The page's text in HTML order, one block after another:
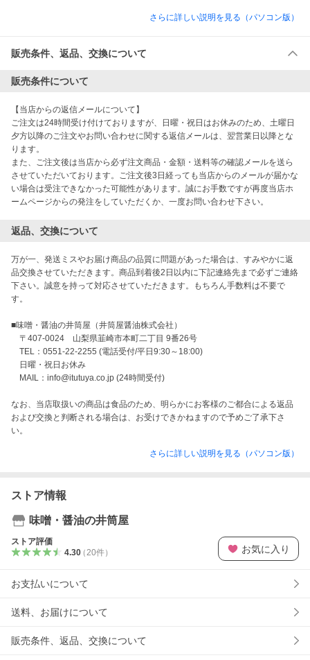
さらに詳しい説明を見る（パソコン版）
販売条件、返品、交換について
販売条件について
【当店からの返信メールについて】
ご注文は24時間受け付けておりますが、日曜・祝日はお休みのため、土曜日
夕方以降のご注文やお問い合わせに関する返信メールは、翌営業日以降とな
ります。
また、ご注文後は当店から必ず注文商品・金額・送料等の確認メールを送ら
させていただいております。ご注文後3日経っても当店からのメールが届かな
い場合は受注できなかった可能性があります。誠にお手数ですが再度当店ホ
ームページからの発注をしていただくか、一度お問い合わせ下さい。
返品、交換について
万が一、発送ミスやお届け商品の品質に問題があった場合は、すみやかに返
品交換させていただきます。商品到着後2日以内に下記連絡先まで必ずご連絡
下さい。誠意を持って対応させていただきます。もちろん手数料は不要で
す。
■味噌・醤油の井筒屋（井筒屋醤油株式会社）
〒407-0024　山梨県韮崎市本町二丁目 9番26号
TEL：0551-22-2255 (電話受付/平日9:30～18:00)
日曜・祝日お休み
MAIL：info@itutuya.co.jp (24時間受付)
なお、当店取扱いの商品は食品のため、明らかにお客様のご都合による返品
および交換と判断される場合は、お受けできかねますので予めご了承下さ
い。
さらに詳しい説明を見る（パソコン版）
ストア情報
味噌・醤油の井筒屋
ストア評価
4.30（ 20件） お気に入り
お支払いについて
送料、お届けについて
販売条件、返品、交換について